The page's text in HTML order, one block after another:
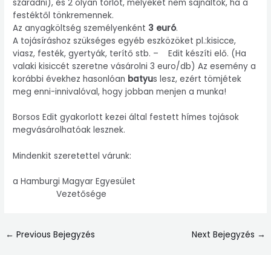
száradni), és 2 olyan törlőt, melyeket nem sajnáltok, ha a
festéktől tönkremennek.
Az anyagköltség személyenként 3 euró.
A tojásíráshoz szükséges egyéb eszközöket pl.:kisicce,
viasz, festék, gyertyák, terítő stb. – Edit készíti elő. (Ha
valaki kisiccét szeretne vásárolni 3 euro/db) Az esemény a
korábbi évekhez hasonlóan batyus lesz, ezért tömjétek
meg enni-innivalóval, hogy jobban menjen a munka!
Borsos Edit gyakorlott kezei által festett hímes tojások
megvásárolhatóak lesznek.
Mindenkit szeretettel várunk:
a Hamburgi Magyar Egyesület
Vezetősége
← Previous Bejegyzés Next Bejegyzés →